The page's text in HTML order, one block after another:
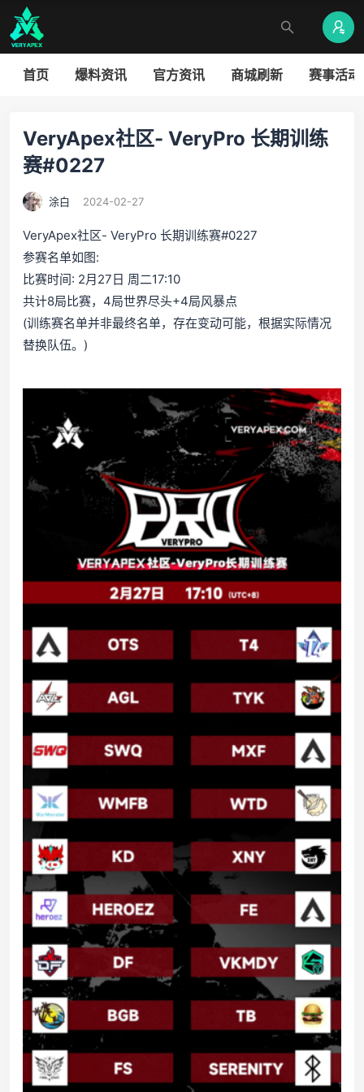
首页 爆料资讯 官方资讯 商城刷新 赛事活动
VeryApex社区- VeryPro 长期训练
赛#0227
涂白 2024-02-27
VeryApex社区- VeryPro 长期训练赛#0227
参赛名单如图:
比赛时间: 2月27日 周二17:10
共计8局比赛，4局世界尽头+4局风暴点
(训练赛名单并非最终名单，存在变动可能，根据实际情况
替换队伍。)